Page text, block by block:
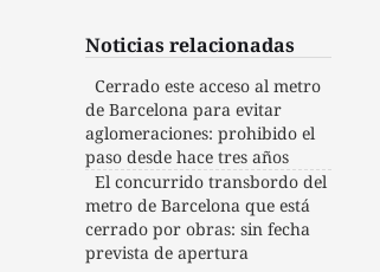
Noticias relacionadas
Cerrado este acceso al metro
de Barcelona para evitar
aglomeraciones: prohibido el
paso desde hace tres años
El concurrido transbordo del
metro de Barcelona que está
cerrado por obras: sin fecha
prevista de apertura